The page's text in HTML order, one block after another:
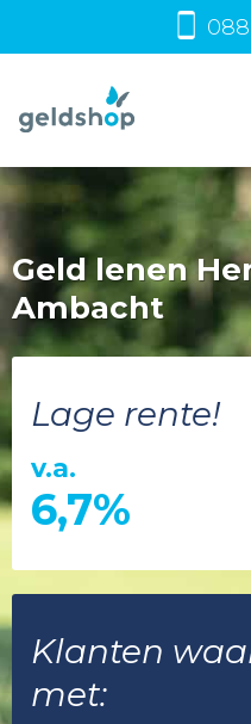
Geld lenen
Ambacht
Lage rente!
v.a.
6,7%
Klanten
met: